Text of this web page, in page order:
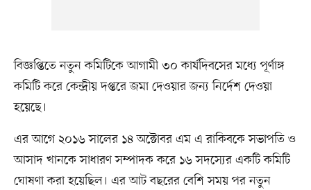
বিজ্ঞপ্তিতে নতুন কমিটিকে আগামী ৩০ কার্যদিবসের মধ্যে পূর্ণাঙ্গ
কমিটি করে কেন্দ্রীয় দপ্তরে জমা দেওয়ার জন্য নির্দেশ দেওয়া
হয়েছে।
এর আগে ২০১৬ সালের ১৪ অক্টোবর এম এ রাকিবকে সভাপতি ও
আসাদ খানকে সাধারণ সম্পাদক করে ১৬ সদস্যের একটি কমিটি
ঘোষণা করা হয়েছিল। এর আট বছরের বেশি সময় পর নতুন